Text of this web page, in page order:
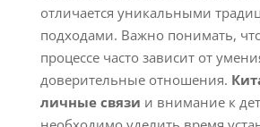
отличается уникальными
подходами. Важно понимать,
процессе часто зависит от
доверительные отношения.
личные связи и внимание к